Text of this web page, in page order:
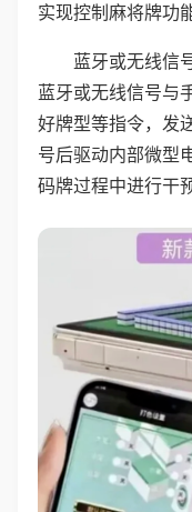
实现控制麻将牌功
蓝牙或无线信
蓝牙或无线信号与
好牌型等指令，发
号后驱动内部微型
码牌过程中进行干